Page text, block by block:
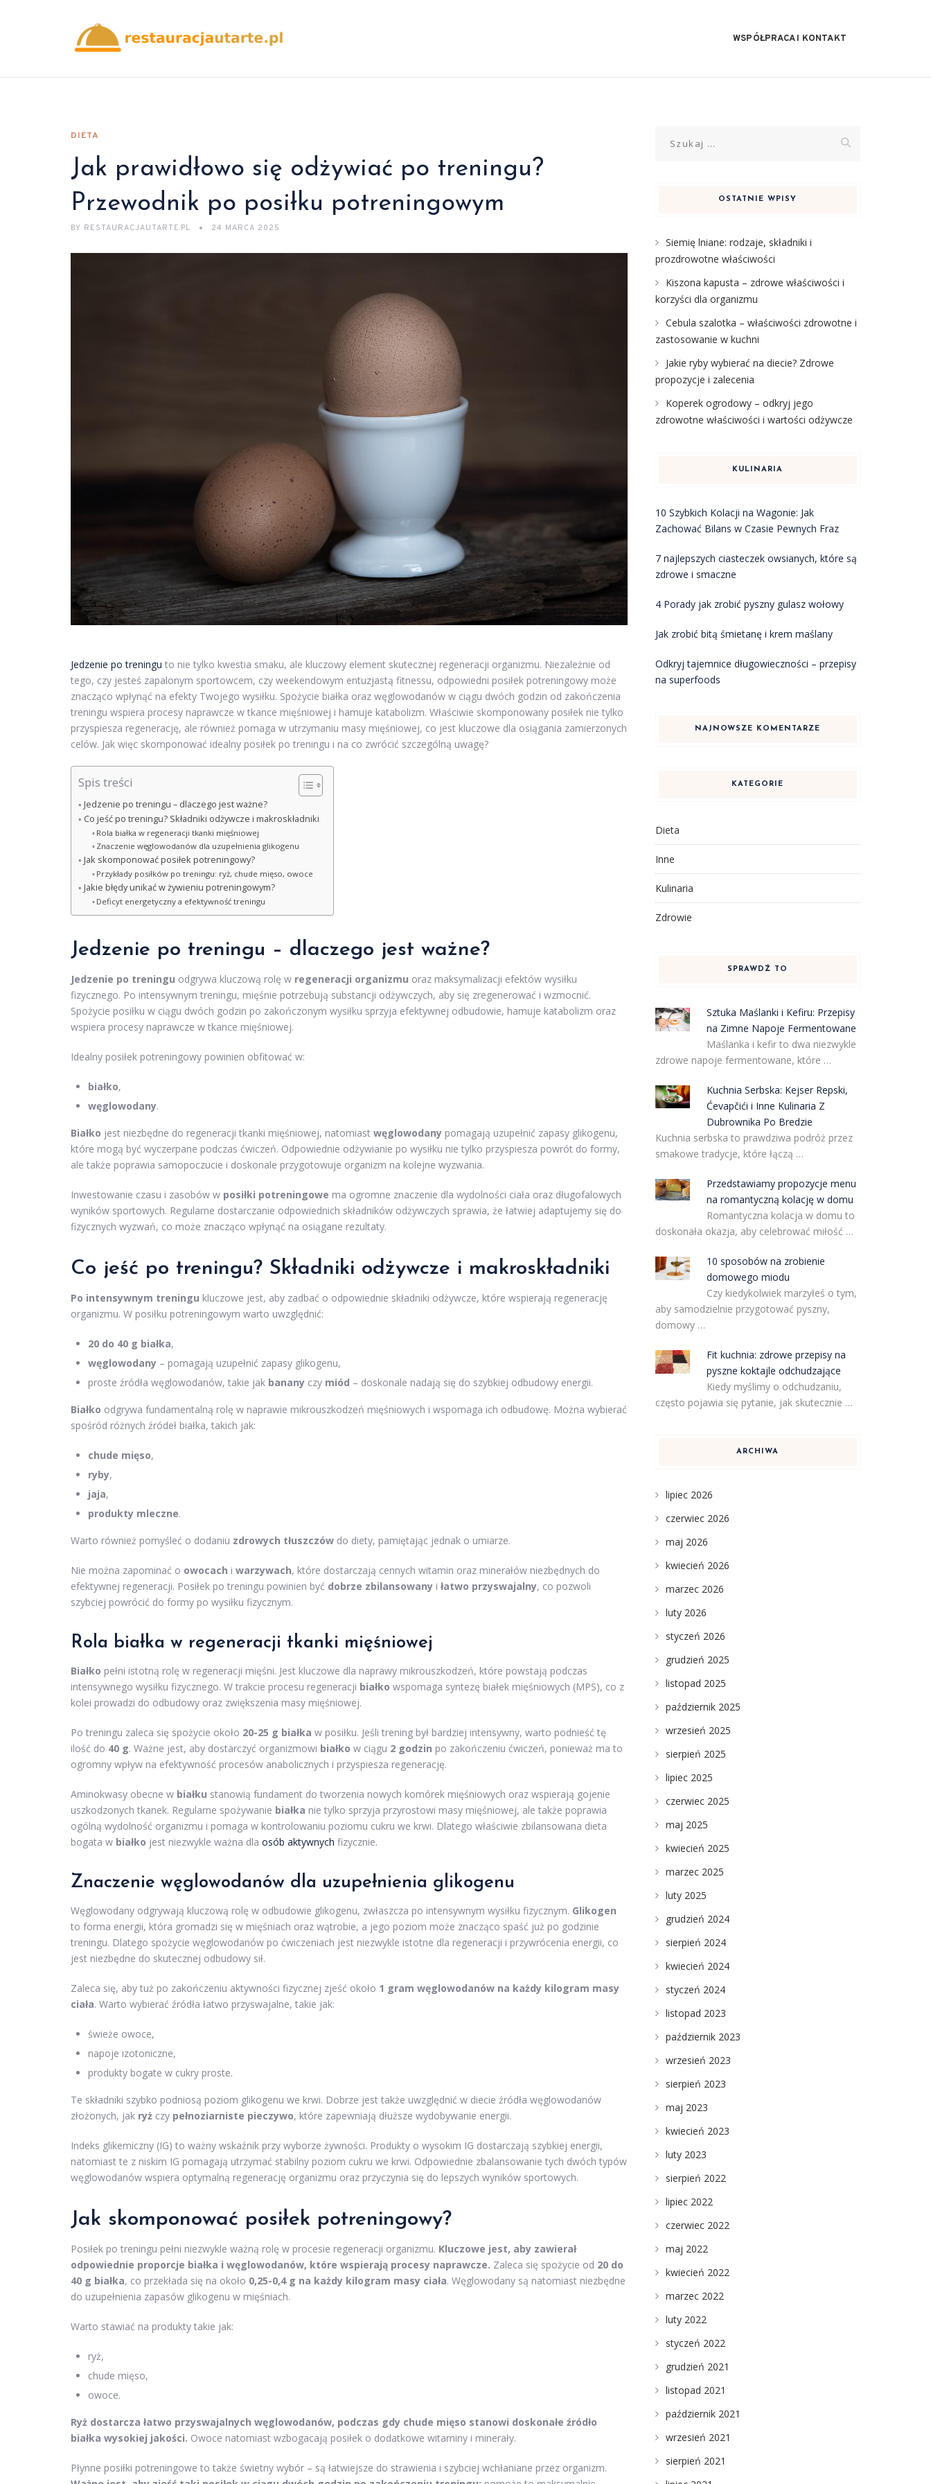
WSPÓŁPRACA I KONTAKT
DIETA
Jak prawidłowo się odżywiać po treningu?
Przewodnik po posiłku potreningowym
BY RESTAURACJAUTARTE.PL 24 MARCA 2025
Jedzenie po treningu to nie tylko kwestia smaku, ale kluczowy element skutecznej regeneracji organizmu. Niezależnie od
tego, czy jesteś zapalonym sportowcem, czy weekendowym entuzjastą fitnessu, odpowiedni posiłek potreningowy może
znacząco wpłynąć na efekty Twojego wysiłku. Spożycie białka oraz węglowodanów w ciągu dwóch godzin od zakończenia
treningu wspiera procesy naprawcze w tkance mięśniowej i hamuje katabolizm. Właściwie skomponowany posiłek nie tylko
przyspiesza regenerację, ale również pomaga w utrzymaniu masy mięśniowej, co jest kluczowe dla osiągania zamierzonych
celów. Jak więc skomponować idealny posiłek po treningu i na co zwrócić szczególną uwagę?
Spis treści
Jedzenie po treningu – dlaczego jest ważne?
Co jeść po treningu? Składniki odżywcze i makroskładniki
Rola białka w regeneracji tkanki mięśniowej
Znaczenie węglowodanów dla uzupełnienia glikogenu
Jak skomponować posiłek potreningowy?
Przykłady posiłków po treningu: ryż, chude mięso, owoce
Jakie błędy unikać w żywieniu potreningowym?
Deficyt energetyczny a efektywność treningu
Jedzenie po treningu – dlaczego jest ważne?
Jedzenie po treningu odgrywa kluczową rolę w regeneracji organizmu oraz maksymalizacji efektów wysiłku
fizycznego. Po intensywnym treningu, mięśnie potrzebują substancji odżywczych, aby się zregenerować i wzmocnić.
Spożycie posiłku w ciągu dwóch godzin po zakończonym wysiłku sprzyja efektywnej odbudowie, hamuje katabolizm oraz
wspiera procesy naprawcze w tkance mięśniowej.
Idealny posiłek potreningowy powinien obfitować w:
białko,
węglowodany.
Białko jest niezbędne do regeneracji tkanki mięśniowej, natomiast węglowodany pomagają uzupełnić zapasy glikogenu,
które mogą być wyczerpane podczas ćwiczeń. Odpowiednie odżywianie po wysiłku nie tylko przyspiesza powrót do formy,
ale także poprawia samopoczucie i doskonale przygotowuje organizm na kolejne wyzwania.
Inwestowanie czasu i zasobów w posiłki potreningowe ma ogromne znaczenie dla wydolności ciała oraz długofalowych
wyników sportowych. Regularne dostarczanie odpowiednich składników odżywczych sprawia, że łatwiej adaptujemy się do
fizycznych wyzwań, co może znacząco wpłynąć na osiągane rezultaty.
Co jeść po treningu? Składniki odżywcze i makroskładniki
Po intensywnym treningu kluczowe jest, aby zadbać o odpowiednie składniki odżywcze, które wspierają regenerację
organizmu. W posiłku potreningowym warto uwzględnić:
20 do 40 g białka,
węglowodany – pomagają uzupełnić zapasy glikogenu,
proste źródła węglowodanów, takie jak banany czy miód – doskonale nadają się do szybkiej odbudowy energii.
Białko odgrywa fundamentalną rolę w naprawie mikrouszkodzeń mięśniowych i wspomaga ich odbudowę. Można wybierać
spośród różnych źródeł białka, takich jak:
chude mięso,
ryby,
jaja,
produkty mleczne.
Warto również pomyśleć o dodaniu zdrowych tłuszczów do diety, pamiętając jednak o umiarze.
Nie można zapominać o owocach i warzywach, które dostarczają cennych witamin oraz minerałów niezbędnych do
efektywnej regeneracji. Posiłek po treningu powinien być dobrze zbilansowany i łatwo przyswajalny, co pozwoli
szybciej powrócić do formy po wysiłku fizycznym.
Rola białka w regeneracji tkanki mięśniowej
Białko pełni istotną rolę w regeneracji mięśni. Jest kluczowe dla naprawy mikrouszkodzeń, które powstają podczas
intensywnego wysiłku fizycznego. W trakcie procesu regeneracji białko wspomaga syntezę białek mięśniowych (MPS), co z
kolei prowadzi do odbudowy oraz zwiększenia masy mięśniowej.
Po treningu zaleca się spożycie około 20-25 g białka w posiłku. Jeśli trening był bardziej intensywny, warto podnieść tę
ilość do 40 g. Ważne jest, aby dostarczyć organizmowi białko w ciągu 2 godzin po zakończeniu ćwiczeń, ponieważ ma to
ogromny wpływ na efektywność procesów anabolicznych i przyspiesza regenerację.
Aminokwasy obecne w białku stanowią fundament do tworzenia nowych komórek mięśniowych oraz wspierają gojenie
uszkodzonych tkanek. Regularne spożywanie białka nie tylko sprzyja przyrostowi masy mięśniowej, ale także poprawia
ogólną wydolność organizmu i pomaga w kontrolowaniu poziomu cukru we krwi. Dlatego właściwie zbilansowana dieta
bogata w białko jest niezwykle ważna dla osób aktywnych fizycznie.
Znaczenie węglowodanów dla uzupełnienia glikogenu
Węglowodany odgrywają kluczową rolę w odbudowie glikogenu, zwłaszcza po intensywnym wysiłku fizycznym. Glikogen
to forma energii, która gromadzi się w mięśniach oraz wątrobie, a jego poziom może znacząco spaść już po godzinie
treningu. Dlatego spożycie węglowodanów po ćwiczeniach jest niezwykle istotne dla regeneracji i przywrócenia energii, co
jest niezbędne do skutecznej odbudowy sił.
Zaleca się, aby tuż po zakończeniu aktywności fizycznej zjeść około 1 gram węglowodanów na każdy kilogram masy
ciała. Warto wybierać źródła łatwo przyswajalne, takie jak:
świeże owoce,
napoje izotoniczne,
produkty bogate w cukry proste.
Te składniki szybko podniosą poziom glikogenu we krwi. Dobrze jest także uwzględnić w diecie źródła węglowodanów
złożonych, jak ryż czy pełnoziarniste pieczywo, które zapewniają dłuższe wydobywanie energii.
Indeks glikemiczny (IG) to ważny wskaźnik przy wyborze żywności. Produkty o wysokim IG dostarczają szybkiej energii,
natomiast te z niskim IG pomagają utrzymać stabilny poziom cukru we krwi. Odpowiednie zbalansowanie tych dwóch typów
węglowodanów wspiera optymalną regenerację organizmu oraz przyczynia się do lepszych wyników sportowych.
Jak skomponować posiłek potreningowy?
Posiłek po treningu pełni niezwykle ważną rolę w procesie regeneracji organizmu. Kluczowe jest, aby zawierał
odpowiednie proporcje białka i węglowodanów, które wspierają procesy naprawcze. Zaleca się spożycie od 20 do
40 g białka, co przekłada się na około 0,25-0,4 g na każdy kilogram masy ciała. Węglowodany są natomiast niezbędne
do uzupełnienia zapasów glikogenu w mięśniach.
Warto stawiać na produkty takie jak:
ryż,
chude mięso,
owoce.
Ryż dostarcza łatwo przyswajalnych węglowodanów, podczas gdy chude mięso stanowi doskonałe źródło
białka wysokiej jakości. Owoce natomiast wzbogacają posiłek o dodatkowe witaminy i minerały.
Płynne posiłki potreningowe to także świetny wybór – są łatwiejsze do strawienia i szybciej wchłaniane przez organizm.
OSTATNIE WPISY
Siemię lniane: rodzaje, składniki i
prozdrowotne właściwości
Kiszona kapusta – zdrowe właściwości i
korzyści dla organizmu
Cebula szalotka – właściwości zdrowotne i
zastosowanie w kuchni
Jakie ryby wybierać na diecie? Zdrowe
propozycje i zalecenia
Koperek ogrodowy – odkryj jego
zdrowotne właściwości i wartości odżywcze
KULINARIA
10 Szybkich Kolacji na Wagonie: Jak
Zachować Bilans w Czasie Pewnych Fraz
7 najlepszych ciasteczek owsianych, które są
zdrowe i smaczne
4 Porady jak zrobić pyszny gulasz wołowy
Jak zrobić bitą śmietanę i krem maślany
Odkryj tajemnice długowieczności – przepisy
na superfoods
NAJNOWSZE KOMENTARZE
KATEGORIE
Dieta
Inne
Kulinaria
Zdrowie
SPRAWDŹ TO
Sztuka Maślanki i Kefiru: Przepisy
na Zimne Napoje Fermentowane
Maślanka i kefir to dwa niezwykle
zdrowe napoje fermentowane, które …
Kuchnia Serbska: Kejser Repski,
Ćevapčići i Inne Kulinaria Z
Dubrownika Po Bredzie
Kuchnia serbska to prawdziwa podróż przez
smakowe tradycje, które łączą …
Przedstawiamy propozycje menu
na romantyczną kolację w domu
Romantyczna kolacja w domu to
doskonała okazja, aby celebrować miłość …
10 sposobów na zrobienie
domowego miodu
Czy kiedykolwiek marzyłeś o tym,
aby samodzielnie przygotować pyszny,
domowy …
Fit kuchnia: zdrowe przepisy na
pyszne koktajle odchudzające
Kiedy myślimy o odchudzaniu,
często pojawia się pytanie, jak skutecznie …
ARCHIWA
lipiec 2026
czerwiec 2026
maj 2026
kwiecień 2026
marzec 2026
luty 2026
styczeń 2026
grudzień 2025
listopad 2025
październik 2025
wrzesień 2025
sierpień 2025
lipiec 2025
czerwiec 2025
maj 2025
kwiecień 2025
marzec 2025
luty 2025
grudzień 2024
sierpień 2024
kwiecień 2024
styczeń 2024
listopad 2023
październik 2023
wrzesień 2023
sierpień 2023
maj 2023
kwiecień 2023
luty 2023
sierpień 2022
lipiec 2022
czerwiec 2022
maj 2022
kwiecień 2022
marzec 2022
luty 2022
styczeń 2022
grudzień 2021
listopad 2021
październik 2021
wrzesień 2021
sierpień 2021